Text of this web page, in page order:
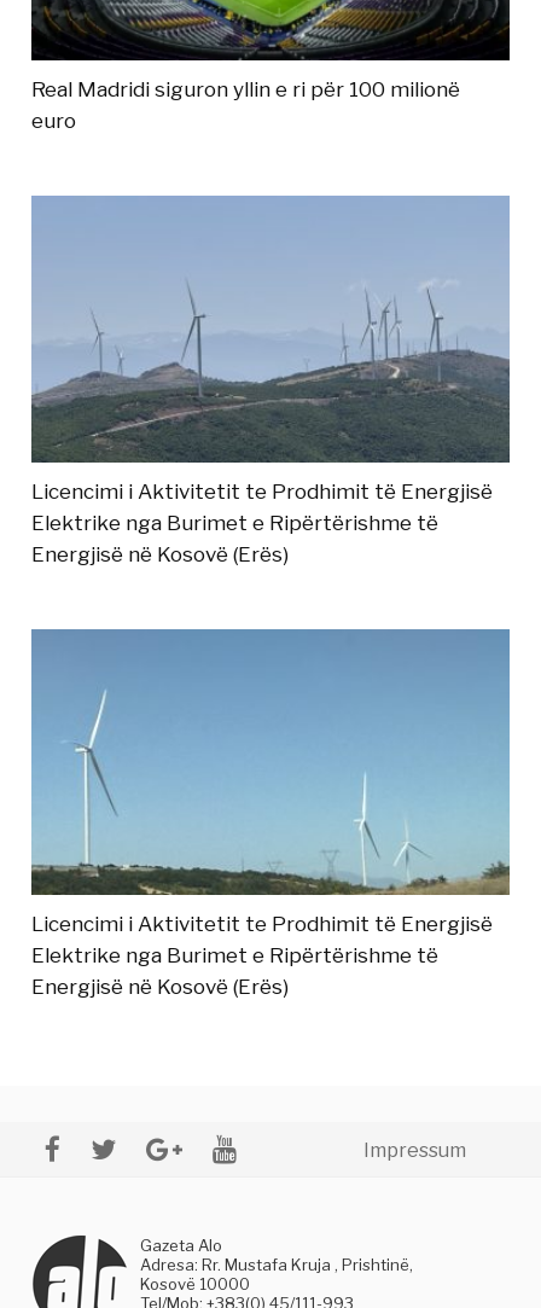
Real Madridi siguron yllin e ri për 100 milionë
euro
Licencimi i Aktivitetit te Prodhimit të Energjisë
Elektrike nga Burimet e Ripërtërishme të
Energjisë në Kosovë (Erës)
Licencimi i Aktivitetit te Prodhimit të Energjisë
Elektrike nga Burimet e Ripërtërishme të
Energjisë në Kosovë (Erës)
Impressum
Gazeta Alo
Adresa: Rr. Mustafa Kruja , Prishtinë,
Kosovë 10000
Tel/Mob: +383(0) 45/111-993